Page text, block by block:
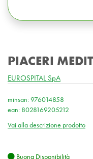
PIACERI
EUROSPITAL SpA
minsan: 976014858
ean: 8028169205212
Vai alla descrizione prodotto
Buona Disponibilità